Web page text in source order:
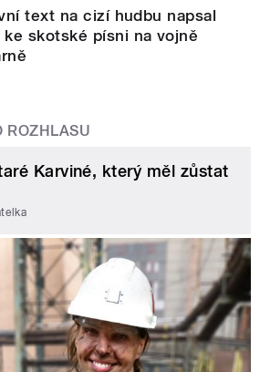
text na cizí hudbu napsal
ke skotské písni na vojně
ROZHLASU
Karviné, který měl zůstat